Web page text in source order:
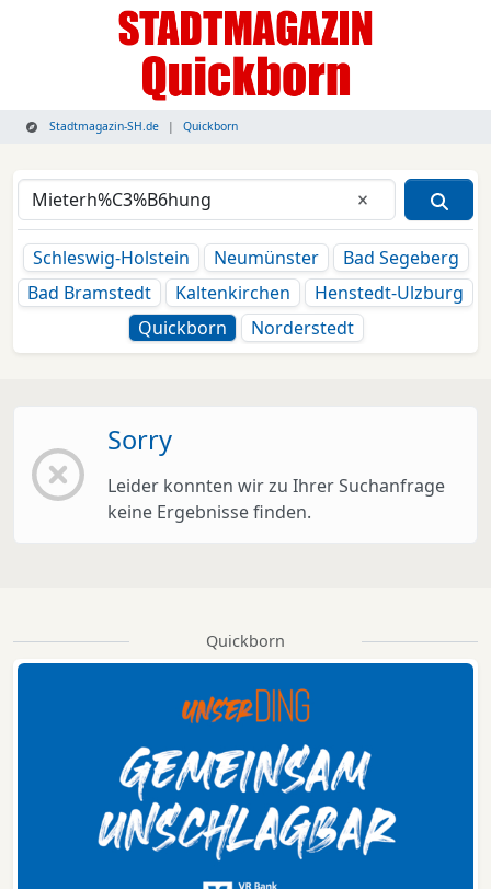
Stadtmagazin-SH.de Quickborn
Eingabe
Schleswig-Holstein
Neumünster
Bad Segeberg
Bad Bramstedt
Kaltenkirchen
Henstedt-Ulzburg
Quickborn
Norderstedt
Sorry
Leider konnten wir zu Ihrer Suchanfrage
keine Ergebnisse finden.
Quickborn